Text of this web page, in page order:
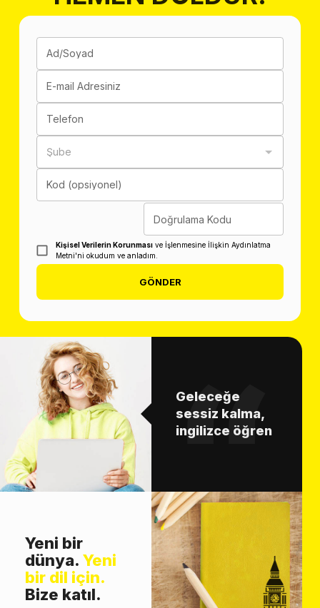
Ad/Soyad
E-mail Adresiniz
Telefon
Şube
Kod (opsiyonel)
Doğrulama Kodu
Kişisel Verilerin Korunması ve İşlenmesine İlişkin Aydınlatma
Metni'ni okudum ve anladım.
GÖNDER
Geleceğe
sessiz kalma,
ingilizce öğren
Yeni bir
dünya. Yeni
bir dil için.
Bize katıl.